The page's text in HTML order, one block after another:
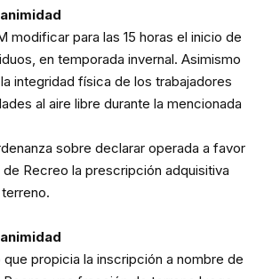
modificar para las 15 horas el inicio de
en temporada invernal. Asimismo
integridad física de los trabajadores
al aire libre durante la mencionada
sobre declarar operada a favor
Recreo la prescripción adquisitiva
propicia la inscripción a nombre de